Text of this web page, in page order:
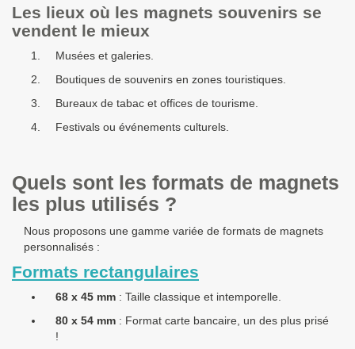
Les lieux où les magnets souvenirs se
vendent le mieux
Musées et galeries.
Boutiques de souvenirs en zones touristiques.
Bureaux de tabac et offices de tourisme.
Festivals ou événements culturels.
Quels sont les formats de magnets
les plus utilisés ?
Nous proposons une gamme variée de formats de magnets
personnalisés :
Formats rectangulaires
68 x 45 mm : Taille classique et intemporelle.
80 x 54 mm : Format carte bancaire, un des plus prisé
!